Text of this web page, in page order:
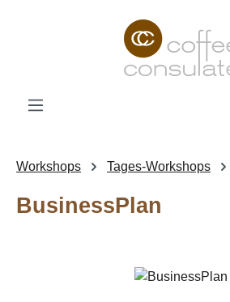
Zum Hauptinhalt springen
Workshops Tages-Workshops
BusinessPlan
Bildergalerie überspringen